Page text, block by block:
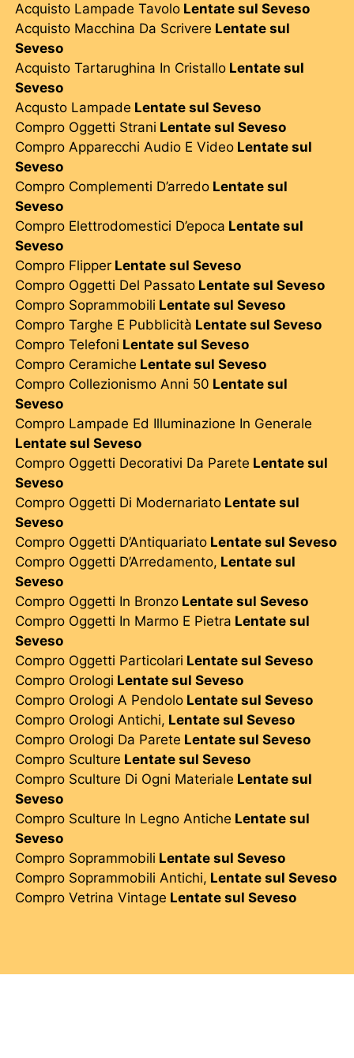
Acquisto Lampade Tavolo Lentate sul Seveso
Acquisto Macchina Da Scrivere Lentate sul
Seveso
Acquisto Tartarughina In Cristallo Lentate sul
Seveso
Acqusto Lampade Lentate sul Seveso
Compro Oggetti Strani Lentate sul Seveso
Compro Apparecchi Audio E Video Lentate sul
Seveso
Compro Complementi D’arredo Lentate sul
Seveso
Compro Elettrodomestici D’epoca Lentate sul
Seveso
Compro Flipper Lentate sul Seveso
Compro Oggetti Del Passato Lentate sul Seveso
Compro Soprammobili Lentate sul Seveso
Compro Targhe E Pubblicità Lentate sul Seveso
Compro Telefoni Lentate sul Seveso
Compro Ceramiche Lentate sul Seveso
Compro Collezionismo Anni 50 Lentate sul
Seveso
Compro Lampade Ed Illuminazione In Generale
Lentate sul Seveso
Compro Oggetti Decorativi Da Parete Lentate sul
Seveso
Compro Oggetti Di Modernariato Lentate sul
Seveso
Compro Oggetti D’Antiquariato Lentate sul Seveso
Compro Oggetti D’Arredamento, Lentate sul
Seveso
Compro Oggetti In Bronzo Lentate sul Seveso
Compro Oggetti In Marmo E Pietra Lentate sul
Seveso
Compro Oggetti Particolari Lentate sul Seveso
Compro Orologi Lentate sul Seveso
Compro Orologi A Pendolo Lentate sul Seveso
Compro Orologi Antichi, Lentate sul Seveso
Compro Orologi Da Parete Lentate sul Seveso
Compro Sculture Lentate sul Seveso
Compro Sculture Di Ogni Materiale Lentate sul
Seveso
Compro Sculture In Legno Antiche Lentate sul
Seveso
Compro Soprammobili Lentate sul Seveso
Compro Soprammobili Antichi, Lentate sul Seveso
Compro Vetrina Vintage Lentate sul Seveso